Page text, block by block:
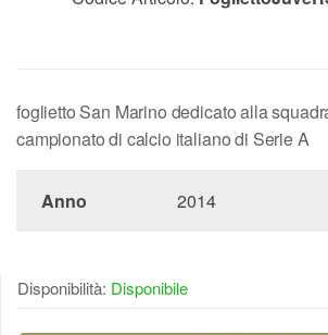
foglietto San Marino dedicato alla
campionato di calcio italiano di Serie A
Anno 2014
Disponibilità: Disponibile